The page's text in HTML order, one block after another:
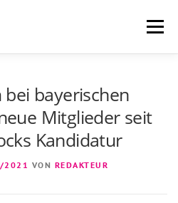
Menü
KONTAKT
bayerischen
Mitglieder seit
Kandidatur
2021 VON REDAKTEUR